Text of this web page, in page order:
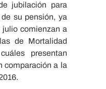
jubilación para
su pensión, ya
comienzan a
de Mortalidad
presentan
comparación a la